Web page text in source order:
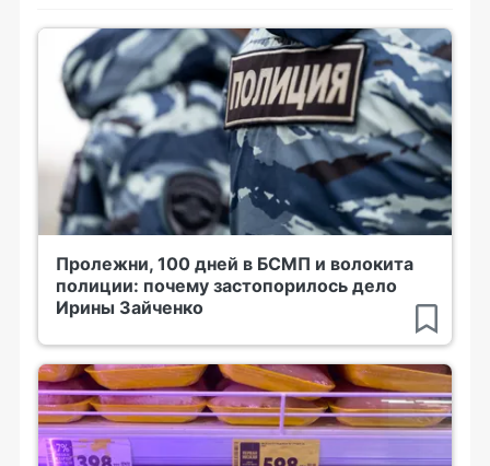
Пролежни, 100 дней в БСМП и волокита
полиции: почему застопорилось дело
Ирины Зайченко